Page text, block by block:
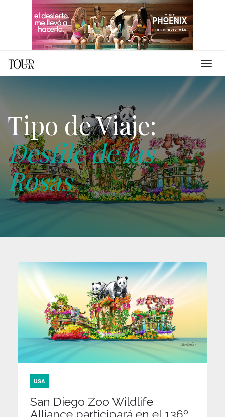
Tipo de Viaje:
Desfile de las
Rosas
USA
San Diego Zoo Wildlife
Alliance participará en el 136º